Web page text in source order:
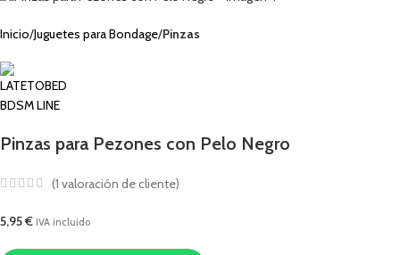
Inicio Juguetes para Bondage Pinzas
Pinzas para Pezones con Pelo Negro
(1 valoración de cliente)
5,95€ IVA incluido